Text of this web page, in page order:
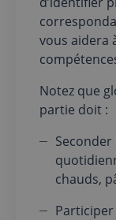
vous aidera
Notez que
partie doit :
chauds,